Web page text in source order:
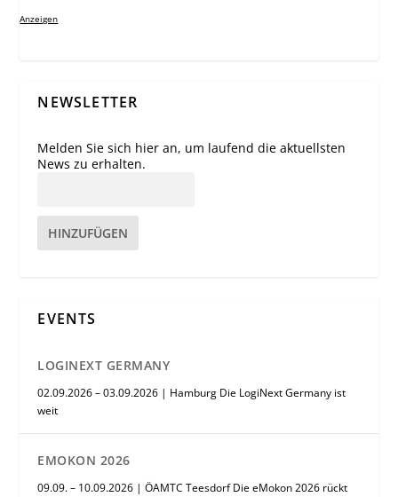
Anzeigen
NEWSLETTER
Melden Sie sich hier an, um laufend die aktuellsten
News zu erhalten.
HINZUFÜGEN
EVENTS
LOGINEXT GERMANY
02.09.2026 – 03.09.2026 | Hamburg Die LogiNext Germany ist
weit
EMOKON 2026
09.09. – 10.09.2026 | ÖAMTC Teesdorf Die eMokon 2026 rückt